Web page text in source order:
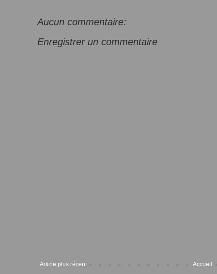
Aucun commentaire:
Enregistrer un commentaire
Article plus récent
Accueil